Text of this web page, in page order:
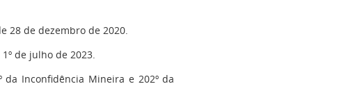
28 de dezembro de 2020.
de julho de 2023.
da Inconfidência Mineira e 202º da